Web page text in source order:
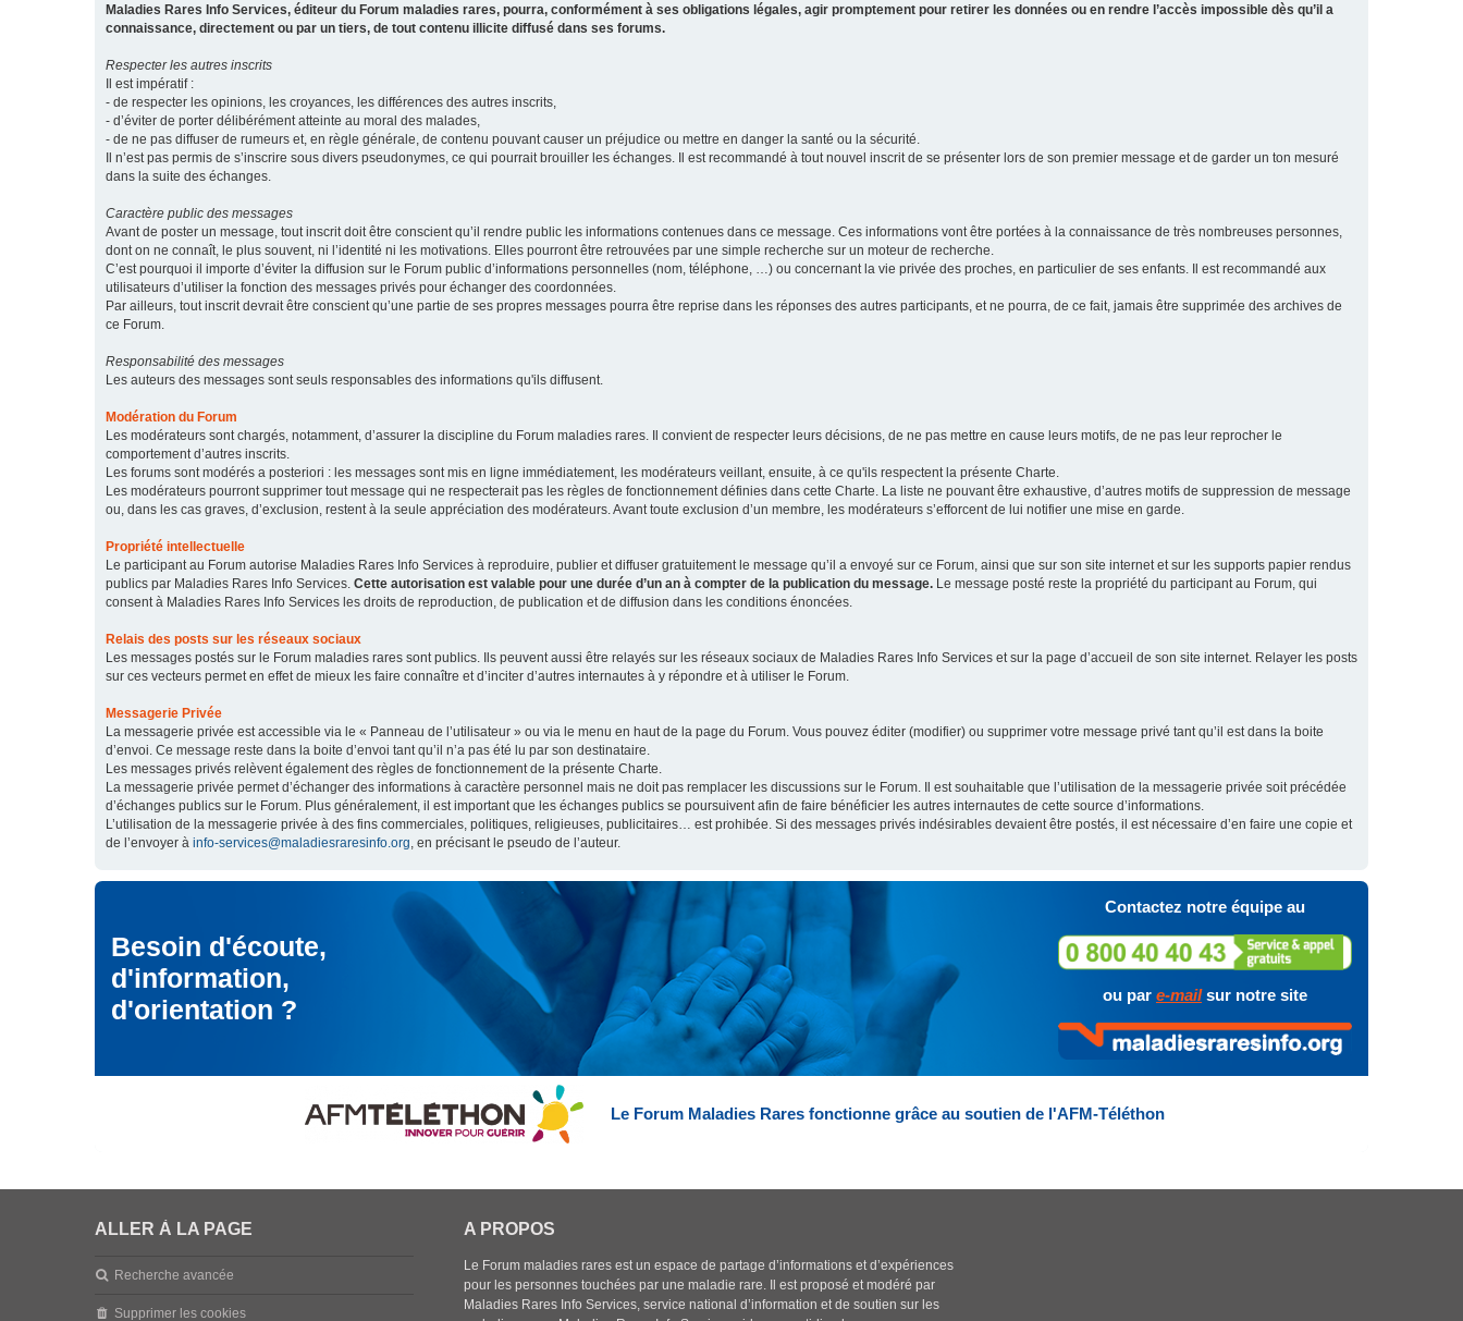
Maladies Rares Info Services, éditeur du Forum maladies rares, pourra, conformément à ses obligations légales, agir promptement pour retirer les données ou en rendre l’accès impossible dès qu’il a
connaissance, directement ou par un tiers, de tout contenu illicite diffusé dans ses forums.
Respecter les autres inscrits
Il est impératif :
- de respecter les opinions, les croyances, les différences des autres inscrits,
- d’éviter de porter délibérément atteinte au moral des malades,
- de ne pas diffuser de rumeurs et, en règle générale, de contenu pouvant causer un préjudice ou mettre en danger la santé ou la sécurité.
Il n’est pas permis de s’inscrire sous divers pseudonymes, ce qui pourrait brouiller les échanges. Il est recommandé à tout nouvel inscrit de se présenter lors de son premier message et de garder un ton mesuré
dans la suite des échanges.
Caractère public des messages
Avant de poster un message, tout inscrit doit être conscient qu’il rendre public les informations contenues dans ce message. Ces informations vont être portées à la connaissance de très nombreuses personnes,
dont on ne connaît, le plus souvent, ni l’identité ni les motivations. Elles pourront être retrouvées par une simple recherche sur un moteur de recherche.
C’est pourquoi il importe d’éviter la diffusion sur le Forum public d’informations personnelles (nom, téléphone, …) ou concernant la vie privée des proches, en particulier de ses enfants. Il est recommandé aux
utilisateurs d’utiliser la fonction des messages privés pour échanger des coordonnées.
Par ailleurs, tout inscrit devrait être conscient qu’une partie de ses propres messages pourra être reprise dans les réponses des autres participants, et ne pourra, de ce fait, jamais être supprimée des archives de
ce Forum.
Responsabilité des messages
Les auteurs des messages sont seuls responsables des informations qu'ils diffusent.
Modération du Forum
Les modérateurs sont chargés, notamment, d’assurer la discipline du Forum maladies rares. Il convient de respecter leurs décisions, de ne pas mettre en cause leurs motifs, de ne pas leur reprocher le
comportement d’autres inscrits.
Les forums sont modérés a posteriori : les messages sont mis en ligne immédiatement, les modérateurs veillant, ensuite, à ce qu'ils respectent la présente Charte.
Les modérateurs pourront supprimer tout message qui ne respecterait pas les règles de fonctionnement définies dans cette Charte. La liste ne pouvant être exhaustive, d’autres motifs de suppression de message
ou, dans les cas graves, d’exclusion, restent à la seule appréciation des modérateurs. Avant toute exclusion d’un membre, les modérateurs s’efforcent de lui notifier une mise en garde.
Propriété intellectuelle
Le participant au Forum autorise Maladies Rares Info Services à reproduire, publier et diffuser gratuitement le message qu’il a envoyé sur ce Forum, ainsi que sur son site internet et sur les supports papier rendus
publics par Maladies Rares Info Services. Cette autorisation est valable pour une durée d’un an à compter de la publication du message. Le message posté reste la propriété du participant au Forum, qui
consent à Maladies Rares Info Services les droits de reproduction, de publication et de diffusion dans les conditions énoncées.
Relais des posts sur les réseaux sociaux
Les messages postés sur le Forum maladies rares sont publics. Ils peuvent aussi être relayés sur les réseaux sociaux de Maladies Rares Info Services et sur la page d’accueil de son site internet. Relayer les posts
sur ces vecteurs permet en effet de mieux les faire connaître et d’inciter d’autres internautes à y répondre et à utiliser le Forum.
Messagerie Privée
La messagerie privée est accessible via le « Panneau de l’utilisateur » ou via le menu en haut de la page du Forum. Vous pouvez éditer (modifier) ou supprimer votre message privé tant qu’il est dans la boite
d’envoi. Ce message reste dans la boite d’envoi tant qu’il n’a pas été lu par son destinataire.
Les messages privés relèvent également des règles de fonctionnement de la présente Charte.
La messagerie privée permet d’échanger des informations à caractère personnel mais ne doit pas remplacer les discussions sur le Forum. Il est souhaitable que l’utilisation de la messagerie privée soit précédée
d’échanges publics sur le Forum. Plus généralement, il est important que les échanges publics se poursuivent afin de faire bénéficier les autres internautes de cette source d’informations.
L’utilisation de la messagerie privée à des fins commerciales, politiques, religieuses, publicitaires… est prohibée. Si des messages privés indésirables devaient être postés, il est nécessaire d’en faire une copie et
de l’envoyer à info-services@maladiesraresinfo.org, en précisant le pseudo de l’auteur.
Besoin d'écoute,
d'information,
d'orientation ?
Contactez notre équipe au
ou par e-mailsur notre site
Le Forum Maladies Rares fonctionne grâce au soutien de l'AFM-Téléthon
ALLER À LA PAGE
Recherche avancée
Supprimer les cookies
A PROPOS
Le Forum maladies rares est un espace de partage d’informations et d’expériences
pour les personnes touchées par une maladie rare. Il est proposé et modéré par
Maladies Rares Info Services, service national d’information et de soutien sur les